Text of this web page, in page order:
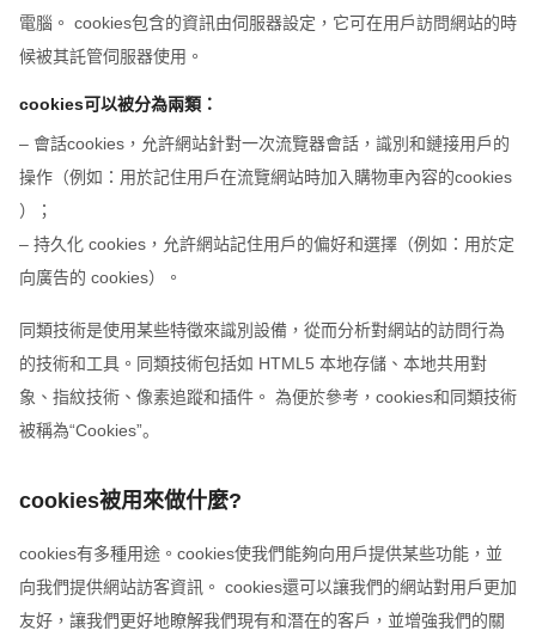
電腦。 cookies包含的資訊由伺服器設定，它可在用戶訪問網站的時
候被其託管伺服器使用。
cookies可以被分為兩類：
– 會話cookies，允許網站針對一次流覽器會話，識別和鏈接用戶的
操作（例如：用於記住用戶在流覽網站時加入購物車內容的cookies
）；
– 持久化 cookies，允許網站記住用戶的偏好和選擇（例如：用於定
向廣告的 cookies）。
同類技術是使用某些特徵來識別設備，從而分析對網站的訪問行為
的技術和工具。同類技術包括如 HTML5 本地存儲、本地共用對
象、指紋技術、像素追蹤和插件。 為便於參考，cookies和同類技術
被稱為“Cookies”。
cookies被用來做什麼?
cookies有多種用途。cookies使我們能夠向用戶提供某些功能，並
向我們提供網站訪客資訊。 cookies還可以讓我們的網站對用戶更加
友好，讓我們更好地瞭解我們現有和潛在的客戶，並增強我們的關